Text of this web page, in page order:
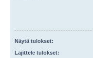
Näytä tulokset:
Lajittele tulokset: